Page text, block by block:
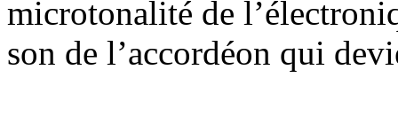
microtonalité de
son de l’accordéon qui